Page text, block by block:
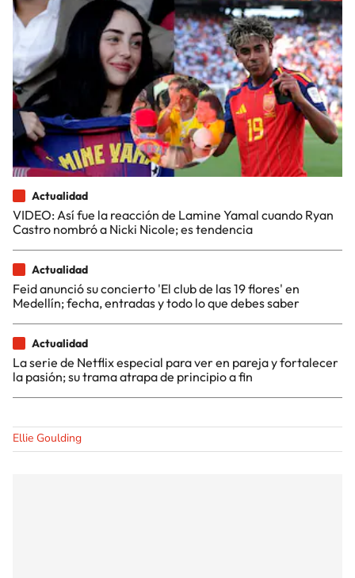
Actualidad
VIDEO: Así fue la reacción de Lamine Yamal cuando Ryan
Castro nombró a Nicki Nicole; es tendencia
Actualidad
Feid anunció su concierto 'El club de las 19 flores' en
Medellín; fecha, entradas y todo lo que debes saber
Actualidad
La serie de Netflix especial para ver en pareja y fortalecer
la pasión; su trama atrapa de principio a fin
Ellie Goulding